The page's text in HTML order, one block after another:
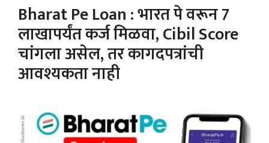
Bharat Pe Loan : भारत पे वरून 7
लाखापर्यंत कर्ज मिळवा, Cibil Score
चांगला असेल, तर कागदपत्रांची
आवश्यकता नाही